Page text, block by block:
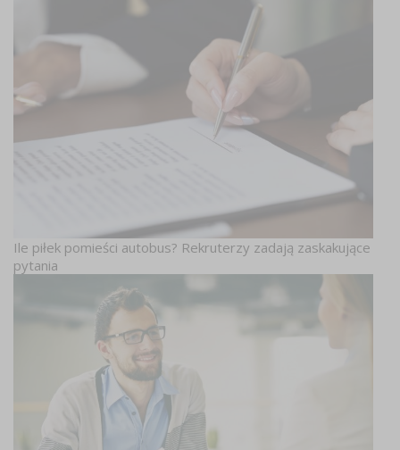
Ile piłek pomieści autobus? Rekruterzy zadają zaskakujące
pytania